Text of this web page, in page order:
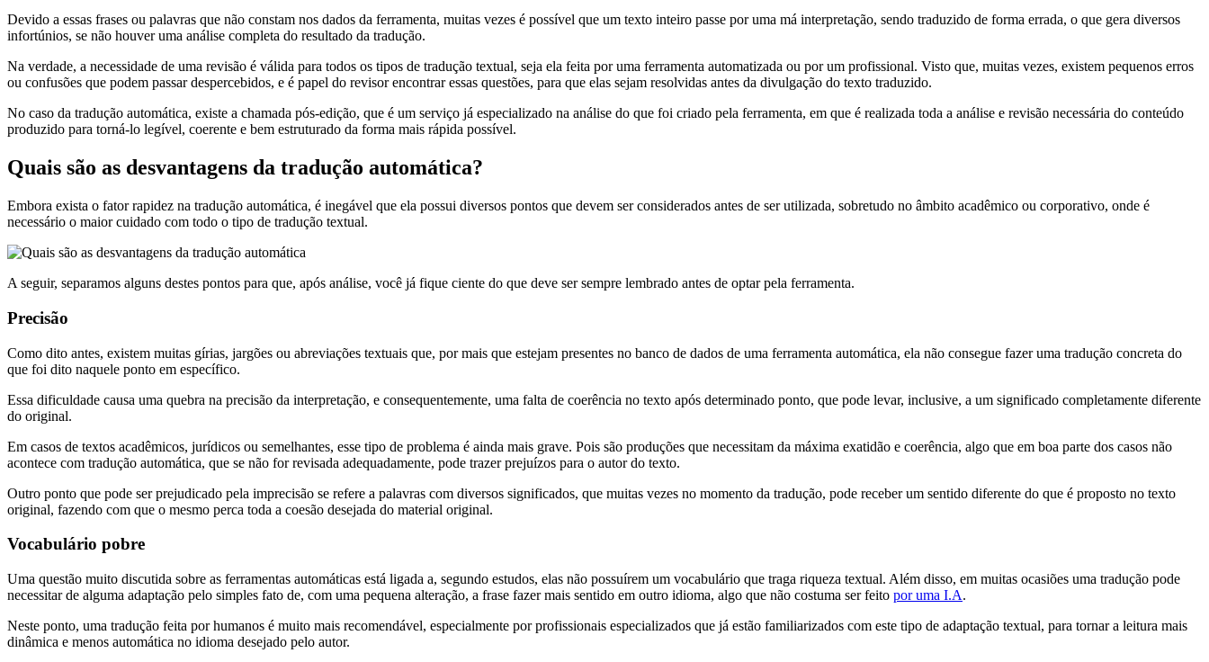
Devido a essas frases ou palavras que não constam nos dados da ferramenta, muitas vezes é possível que um texto inteiro passe por uma má interpretação, sendo traduzido de forma errada, o que gera diversos
infortúnios, se não houver uma análise completa do resultado da tradução.
Na verdade, a necessidade de uma revisão é válida para todos os tipos de tradução textual, seja ela feita por uma ferramenta automatizada ou por um profissional. Visto que, muitas vezes, existem pequenos erros
ou confusões que podem passar despercebidos, e é papel do revisor encontrar essas questões, para que elas sejam resolvidas antes da divulgação do texto traduzido.
No caso da tradução automática, existe a chamada pós-edição, que é um serviço já especializado na análise do que foi criado pela ferramenta, em que é realizada toda a análise e revisão necessária do conteúdo
produzido para torná-lo legível, coerente e bem estruturado da forma mais rápida possível.
Quais são as desvantagens da tradução automática?
Embora exista o fator rapidez na tradução automática, é inegável que ela possui diversos pontos que devem ser considerados antes de ser utilizada, sobretudo no âmbito acadêmico ou corporativo, onde é
necessário o maior cuidado com todo o tipo de tradução textual.
A seguir, separamos alguns destes pontos para que, após análise, você já fique ciente do que deve ser sempre lembrado antes de optar pela ferramenta.
Precisão
Como dito antes, existem muitas gírias, jargões ou abreviações textuais que, por mais que estejam presentes no banco de dados de uma ferramenta automática, ela não consegue fazer uma tradução concreta do
que foi dito naquele ponto em específico.
Essa dificuldade causa uma quebra na precisão da interpretação, e consequentemente, uma falta de coerência no texto após determinado ponto, que pode levar, inclusive, a um significado completamente diferente
do original.
Em casos de textos acadêmicos, jurídicos ou semelhantes, esse tipo de problema é ainda mais grave. Pois são produções que necessitam da máxima exatidão e coerência, algo que em boa parte dos casos não
acontece com tradução automática, que se não for revisada adequadamente, pode trazer prejuízos para o autor do texto.
Outro ponto que pode ser prejudicado pela imprecisão se refere a palavras com diversos significados, que muitas vezes no momento da tradução, pode receber um sentido diferente do que é proposto no texto
original, fazendo com que o mesmo perca toda a coesão desejada do material original.
Vocabulário pobre
Uma questão muito discutida sobre as ferramentas automáticas está ligada a, segundo estudos, elas não possuírem um vocabulário que traga riqueza textual. Além disso, em muitas ocasiões uma tradução pode
necessitar de alguma adaptação pelo simples fato de, com uma pequena alteração, a frase fazer mais sentido em outro idioma, algo que não costuma ser feito por uma I.A.
Neste ponto, uma tradução feita por humanos é muito mais recomendável, especialmente por profissionais especializados que já estão familiarizados com este tipo de adaptação textual, para tornar a leitura mais
dinâmica e menos automática no idioma desejado pelo autor.